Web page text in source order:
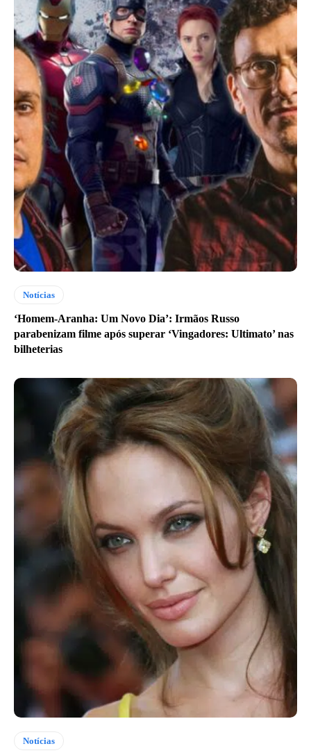
Notícias
‘Homem-Aranha: Um Novo Dia’: Irmãos Russo
parabenizam filme após superar ‘Vingadores: Ultimato’ nas
bilheterias
Notícias